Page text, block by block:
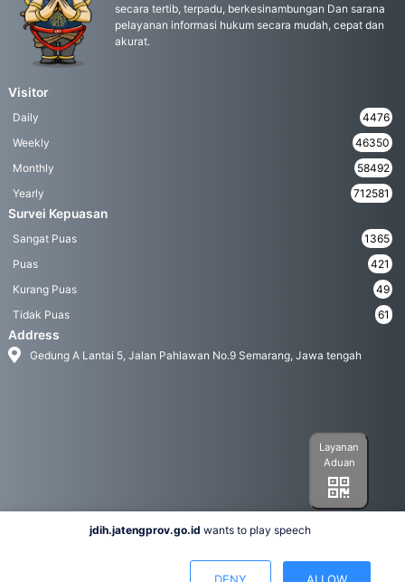
secara tertib, terpadu, berkesinambungan Dan sarana
pelayanan informasi hukum secara mudah, cepat dan
akurat.
Visitor
Daily
4476
Weekly
46350
Monthly
58492
Yearly
712581
Survei Kepuasan
Sangat Puas
1365
Puas
421
Kurang Puas
49
Tidak Puas
61
Address
Gedung A Lantai 5, Jalan Pahlawan No.9 Semarang, Jawa tengah
Layanan
Aduan
jdih.jatengprov.go.id wants to play speech
DENY ALLOW